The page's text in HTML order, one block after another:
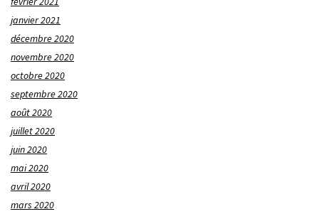
janvier 2021
décembre 2020
novembre 2020
octobre 2020
septembre 2020
août 2020
juillet 2020
juin 2020
mai 2020
avril 2020
mars 2020